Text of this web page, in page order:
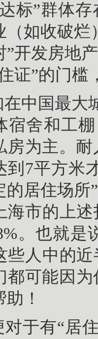
标”群体
（如收破烂
”开发房地
证”的门槛
中国最大
宿舍和工
房为主。
到7平方米
的居住场所
海市的上
。也就是
些人中的
都可能因
！
对于有“居